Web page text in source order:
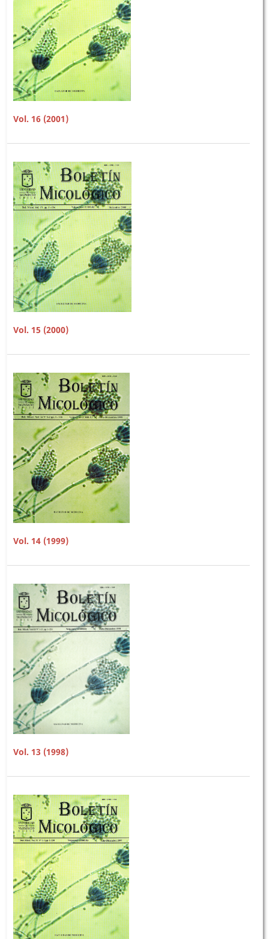
Vol. 16 (2001)
Vol. 15 (2000)
Vol. 14 (1999)
Vol. 13 (1998)